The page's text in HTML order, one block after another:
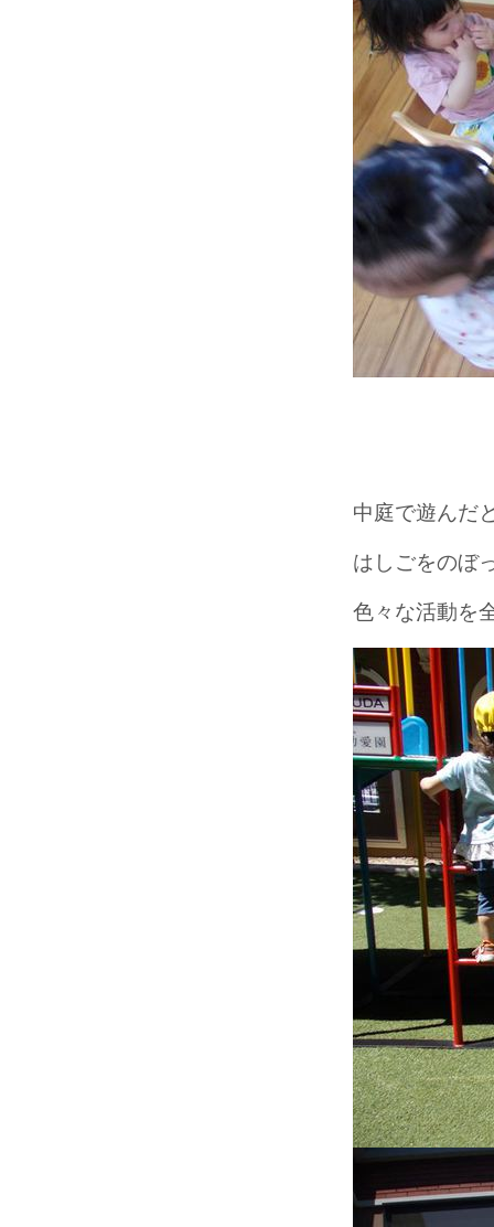
中庭で遊んだ
はしごをのぼ
色々な活動を